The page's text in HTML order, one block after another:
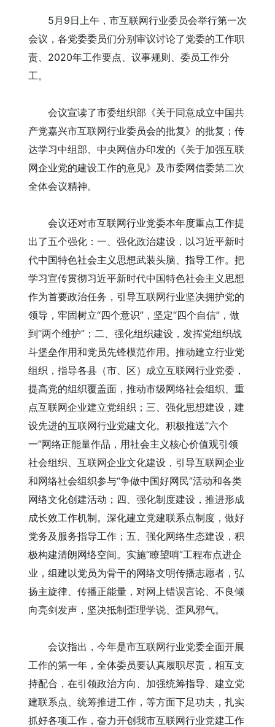
5月9日上午，市互联网行业委员会举行第一次
会议，各党委委员们分别审议讨论了党委的工作职
责、2020年工作要点、议事规则、委员工作分
工。
会议宣读了市委组织部《关于同意成立中国共
产党嘉兴市互联网行业委员会的批复》的批复；传
达学习中组部、中央网信办印发的《关于加强互联
网企业党的建设工作的意见》及市委网信委第二次
全体会议精神。
会议还对市互联网行业党委本年度重点工作提
出了五个强化：一、强化政治建设，以习近平新时
代中国特色社会主义思想武装头脑、指导工作。把
学习宣传贯彻习近平新时代中国特色社会主义思想
作为首要政治任务，引导互联网行业坚决拥护党的
领导，牢固树立“四个意识”，坚定“四个自信”，做
到“两个维护”；二、强化组织建设，发挥党组织战
斗堡垒作用和党员先锋模范作用。推动建立行业党
组织，指导各县（市、区）成立互联网行业党委，
提高党的组织覆盖面，推动市级网络社会组织、重
点互联网企业建立党组织；三、强化思想建设，建
设先进的互联网行业党建文化。积极推送“六个
一”网络正能量作品，用社会主义核心价值观引领
社会组织、互联网企业文化建设，引导互联网企业
和网络社会组织参与“争做中国好网民”活动和各类
网络文化创建活动；四、强化制度建设，推进形成
成长效工作机制。深化建立党建联系点制度，做好
党务及服务指导工作；五、强化网络生态建设，积
极构建清朗网络空间。实施“瞭望哨”工程布点进企
业，组建以党员为骨干的网络文明传播志愿者，弘
扬主旋律、传播正能量，对网上错误言论、不良倾
向亮剑发声，坚决抵制歪理学说、歪风邪气。
会议指出，今年是市互联网行业党委全面开展
工作的第一年，全体委员要认真履职尽责，相互支
持配合，在引领政治方向、加强统筹指导、建立党
建联系点、统筹推进工作，等方面下足功夫，扎实
抓好各项工作，奋力开创我市互联网行业党建工作